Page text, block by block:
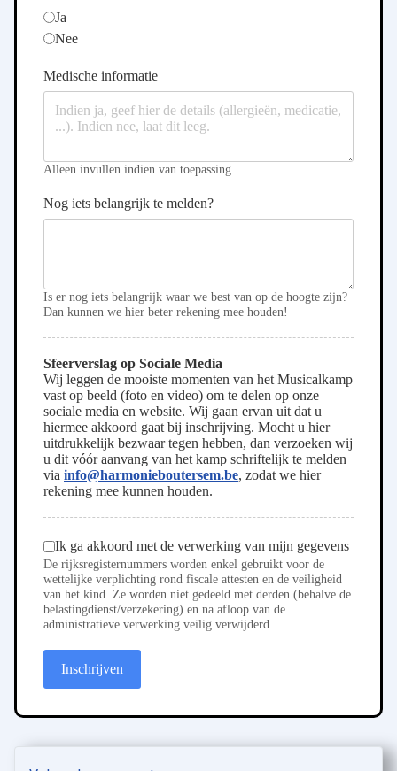
Ja
Nee
Medische informatie
Alleen invullen indien van toepassing.
Nog iets belangrijk te melden?
Is er nog iets belangrijk waar we best van op de hoogte zijn?
Dan kunnen we hier beter rekening mee houden!
Sfeerverslag op Sociale Media
Wij leggen de mooiste momenten van het Musicalkamp
vast op beeld (foto en video) om te delen op onze
sociale media en website. Wij gaan ervan uit dat u
hiermee akkoord gaat bij inschrijving. Mocht u hier
uitdrukkelijk bezwaar tegen hebben, dan verzoeken wij
u dit vóór aanvang van het kamp schriftelijk te melden
via info@harmonieboutersem.be, zodat we hier
rekening mee kunnen houden.
GDPR wetgeving*
Ik ga akkoord met de verwerking van mijn gegevens
De rijksregisternummers worden enkel gebruikt voor de
wettelijke verplichting rond fiscale attesten en de veiligheid
van het kind. Ze worden niet gedeeld met derden (behalve de
belastingdienst/verzekering) en na afloop van de
administratieve verwerking veilig verwijderd.
Inschrijven